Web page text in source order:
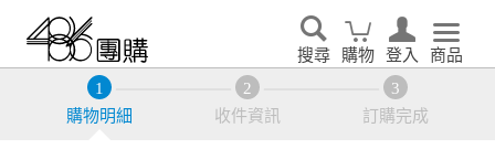
搜尋 購物 登入 商品
購物明細 收件資訊 訂購完成